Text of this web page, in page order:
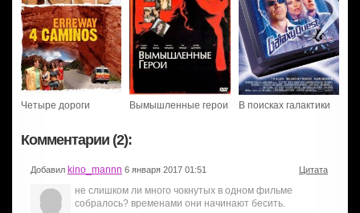
Четыре дороги Вымышленные герои В поисках галактики
Комментарии (2):
Добавил kino_mannn 6 января 2017 01:51 Цитата
не слишком ли много чокнутых в одном фильме
собралось? временами они начинают бесить.